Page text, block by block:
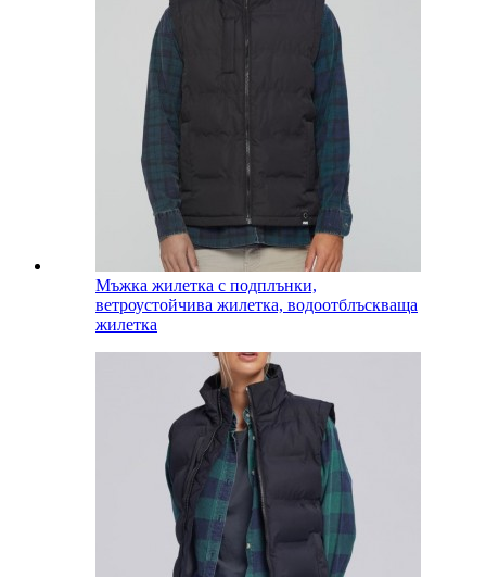
Мъжка жилетка с подплънки,
ветроустойчива жилетка, водоотблъскваща
жилетка